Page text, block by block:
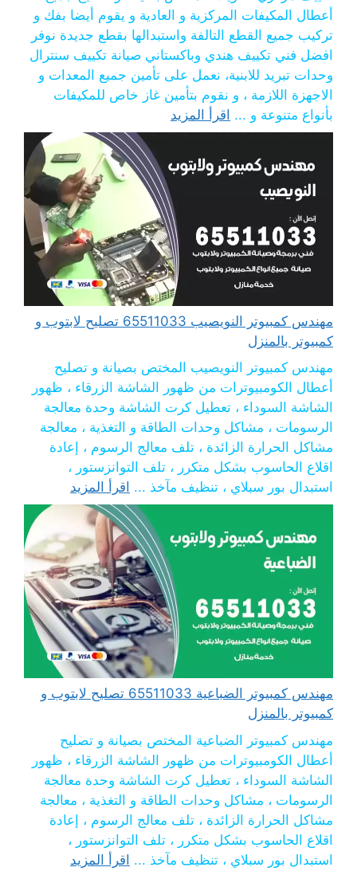
أعطال المكيفات المركزية و العادية و يقوم أيضا بفك و
تركيب جميع القطع التالفة واستبدالها بقطع جديدة نوفر
افضل فني تكييف هندي وباكستاني صيانة تكييف سنترال
وحدات تبريد للابنية، نعمل على تأمين جميع المعدات و
الاجهزة اللازمة ، و نقوم بتأمين غاز خاص للمكيفات
بأنواع متنوعة و ... اقرأ المزيد
مهندس كمبيوتر النويصيب 65511033 تصليح لابتوب و
كمبيوتر بالمنزل
مهندس كمبيوتر النويصيب المختص بصيانة و تصليح
أعطال الكومبيوترات من ظهور الشاشة الزرقاء ، ظهور
الشاشة السوداء ، تعطيل كرت الشاشة وحدة معالجة
الرسومات ، مشاكل وحدات الطاقة و التغذية ، معالجة
مشاكل الحرارة الزائدة ، تلف معالج الرسوم ، إعادة
اقلاع الحاسوب بشكل متكرر ، تلف التوانزستور ،
استبدال بور سبلاي ، تنظيف مآخذ ... اقرأ المزيد
مهندس كمبيوتر الضباعية 65511033 تصليح لابتوب و
كمبيوتر بالمنزل
مهندس كمبيوتر الضباعية المختص بصيانة و تصليح
أعطال الكومبيوترات من ظهور الشاشة الزرقاء ، ظهور
الشاشة السوداء ، تعطيل كرت الشاشة وحدة معالجة
الرسومات ، مشاكل وحدات الطاقة و التغذية ، معالجة
مشاكل الحرارة الزائدة ، تلف معالج الرسوم ، إعادة
اقلاع الحاسوب بشكل متكرر ، تلف التوانزستور ،
استبدال بور سبلاي ، تنظيف مآخذ ... اقرأ المزيد